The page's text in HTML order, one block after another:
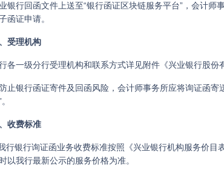
银行回函文件上送至“银行函证区块链服务平台”，会计
函证申请。
受理机构
各一级分行受理机构和联系方式详见附件《兴业银行股份
止银行函证寄件及回函风险，会计师事务所应将询证函
收费标准
行银行询证函业务收费标准按照《兴业银行机构服务价
以我行最新公示的服务价格为准。